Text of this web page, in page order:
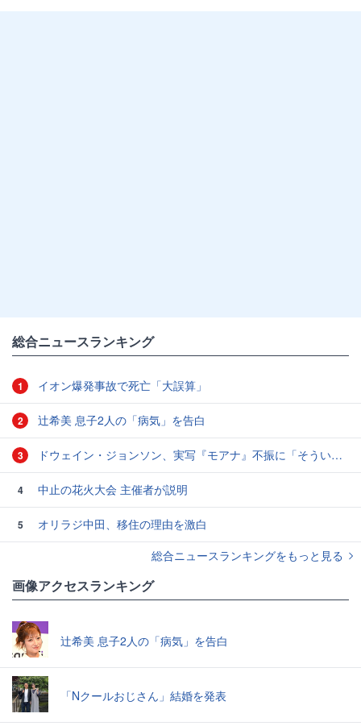
総合ニュースランキング
1 イオン爆発事故で死亡「大誤算」
2 辻希美 息子2人の「病気」を告白
3 ドウェイン・ジョンソン、実写『モアナ』不振に「そういうこともある」と本音
4 中止の花火大会 主催者が説明
5
オリラジ中田、移住の理由を激白
総合ニュースランキングをもっと見る
画像アクセスランキング
辻希美 息子2人の「病気」を告白
「Nクールおじさん」結婚を発表